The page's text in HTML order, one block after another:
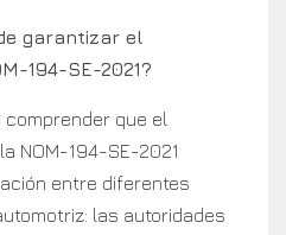
garantizar el
194-SE-2021?
que el
NOM-194-SE-2021
entre diferentes
las autoridades